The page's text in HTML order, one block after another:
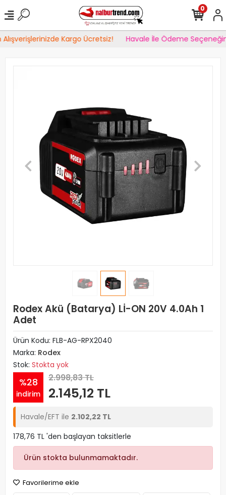
Kargo Ücretsiz! Havale İle Ödeme
0
Rodex Akü (Batarya) Lİ-ON 20V 4.0Ah 1
Adet
Ürün Kodu: FLB-AG-RPX2040
Marka: Rodex
Stok: Stokta yok
%28
indirim
2.998,83 TL
2.145,12 TL
Havale/EFT ile 2.102,22 TL
178,76 TL 'den başlayan taksitlerle
Ürün stokta bulunmamaktadır.
Favorilerime ekle